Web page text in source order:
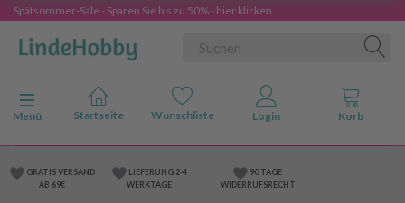
Spätsommer-Sale - Sparen Sie bis zu 50% - hier klicken
Anzeige ändern
Menü
GRATIS VERSAND
AB 69€
LIEFERUNG 2-4
WERKTAGE
90 TAGE
WIDERRUFSRECHT